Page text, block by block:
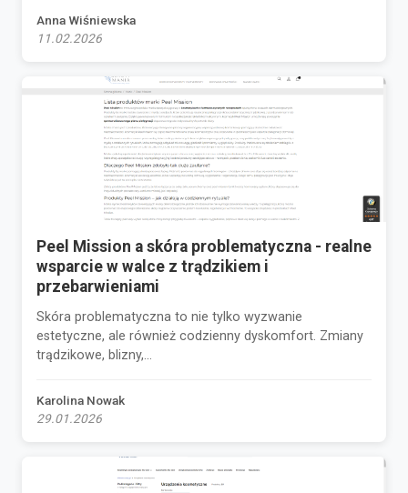
Anna Wiśniewska
11.02.2026
Peel Mission a skóra problematyczna - realne
wsparcie w walce z trądzikiem i
przebarwieniami
Skóra problematyczna to nie tylko wyzwanie
estetyczne, ale również codzienny dyskomfort. Zmiany
trądzikowe, blizny,...
Karolina Nowak
29.01.2026